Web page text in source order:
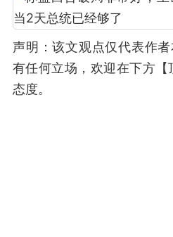
声明：该文观点仅代表作
有任何立场，欢迎在下方
态度。